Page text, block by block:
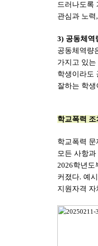
드러나도록
관심과 노
3) 공동체역
공동체역량
가지고 있
학생이라도
잘하는 학
학교폭력
학교폭력
모든 사항
2026학년
커졌다. 예
지원자격